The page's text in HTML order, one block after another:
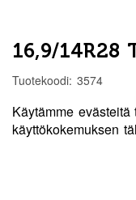
16,9/14R28
Tuotekoodi: 3574
70,00€ / kpl
Käytämme evästeitä
käyttökokemuksen